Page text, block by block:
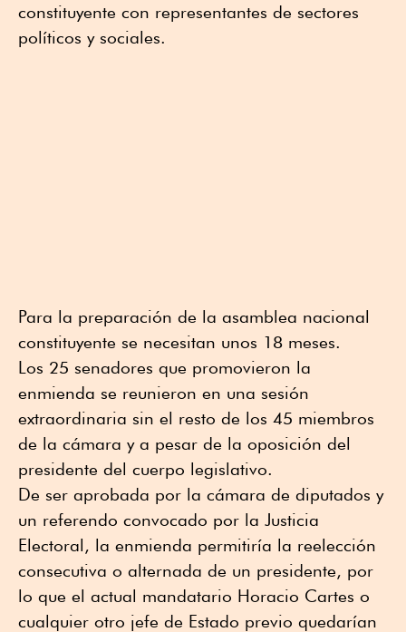
constituyente con representantes de sectores
políticos y sociales.
Para la preparación de la asamblea nacional
constituyente se necesitan unos 18 meses.
Los 25 senadores que promovieron la
enmienda se reunieron en una sesión
extraordinaria sin el resto de los 45 miembros
de la cámara y a pesar de la oposición del
presidente del cuerpo legislativo.
De ser aprobada por la cámara de diputados y
un referendo convocado por la Justicia
Electoral, la enmienda permitiría la reelección
consecutiva o alternada de un presidente, por
lo que el actual mandatario Horacio Cartes o
cualquier otro jefe de Estado previo quedarían